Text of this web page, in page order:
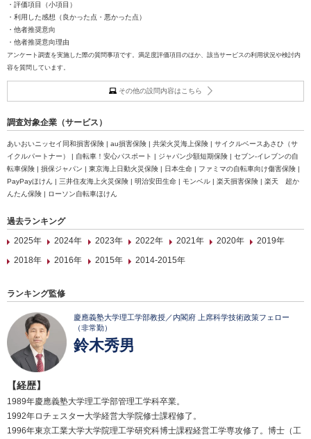
・評価項目（小項目）
・利用した感想（良かった点・悪かった点）
・他者推奨意向
・他者推奨意向理由
アンケート調査を実施した際の質問事項です。満足度評価項目のほか、該当サービスの利用状況や検討内
容を質問しています。
その他の設問内容はこちら
調査対象企業（サービス）
あいおいニッセイ同和損害保険 | au損害保険 | 共栄火災海上保険 | サイクルベースあさひ（サ
イクルパートナー） | 自転車！安心パスポート | ジャパン少額短期保険 | セブン‐イレブンの自
転車保険 | 損保ジャパン | 東京海上日動火災保険 | 日本生命 | ファミマの自転車向け傷害保険 |
PayPayほけん | 三井住友海上火災保険 | 明治安田生命 | モンベル | 楽天損害保険 | 楽天 超か
んたん保険 | ローソン自転車ほけん
過去ランキング
2025年
2024年 2023年 2022年 2021年 2020年
2019年
2018年
2016年 2015年 2014-2015年
ランキング監修
慶應義塾大学理工学部教授／内閣府 上席科学技術政策フェロー
（非常勤）
鈴木秀男
【経歴】
1989年慶應義塾大学理工学部管理工学科卒業。
1992年ロチェスター大学経営大学院修士課程修了。
1996年東京工業大学大学院理工学研究科博士課程経営工学専攻修了。博士（工